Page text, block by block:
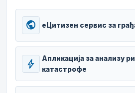
public еЦитизен сервис за
bolt
Апликација за анализу
катастрофе